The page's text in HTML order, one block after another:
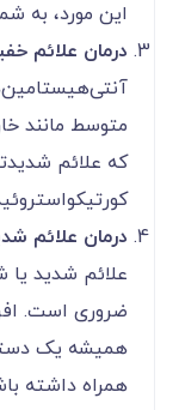
این مورد، به
درمان علائم
متوسط مانند
که علائم
درمان علائم
علائم شدید یا
ضروری است.
همیشه یک
همراه داشته